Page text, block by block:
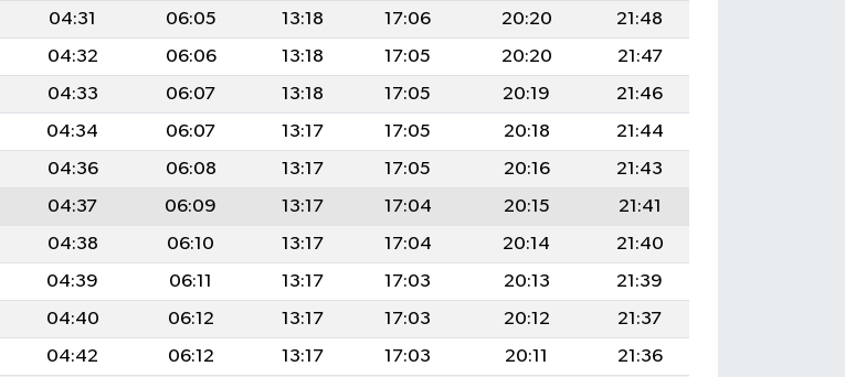
04:31 06:05 13:18 17:06 20:20
21:48
04:32 06:06 13:18 17:05 20:20
21:47
04:33 06:07 13:18 17:05 20:19
21:46
04:34 06:07 13:17 17:05 20:18
21:44
04:36 06:08 13:17 17:05 20:16
21:43
04:37 06:09 13:17 17:04 20:15
21:41
04:38 06:10 13:17 17:04 20:14
21:40
04:39 06:11 13:17 17:03 20:13
21:39
04:40 06:12 13:17 17:03 20:12
21:37
04:42 06:12 13:17 17:03 20:11
21:36